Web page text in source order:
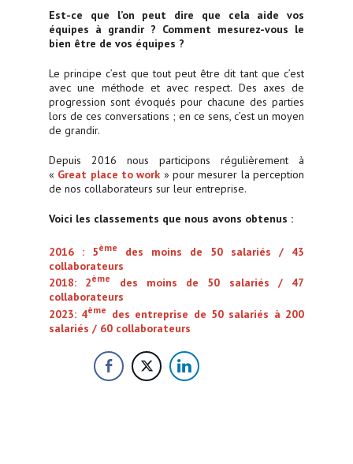
Est-ce que l’on peut dire que cela aide vos
équipes à grandir ? Comment mesurez-vous le
bien être de vos équipes ?
Le principe c’est que tout peut être dit tant que c’est
avec une méthode et avec respect. Des axes de
progression sont évoqués pour chacune des parties
lors de ces conversations ; en ce sens, c’est un moyen
de grandir.
Depuis 2016 nous participons régulièrement à
« Great place to work » pour mesurer la perception
de nos collaborateurs sur leur entreprise.
Voici les classements que nous avons obtenus :
2016 : 5ème
des moins de 50 salariés / 43
collaborateurs
2018: 2ème
des moins de 50 salariés / 47
collaborateurs
2023: 4ème des entreprise de 50 salariés à 200
salariés / 60 collaborateurs